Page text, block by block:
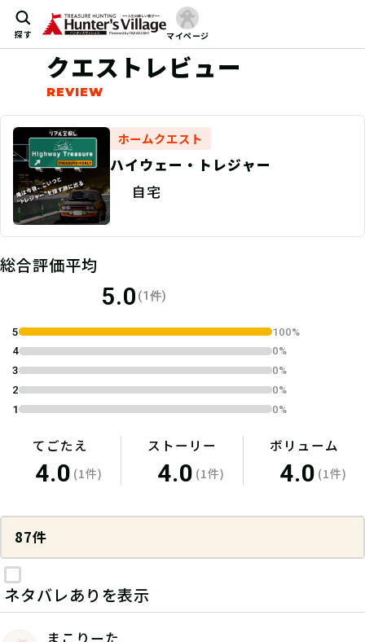
探す マイページ
クエストレビュー
ホームクエスト
ハイウェー・トレジャー
自宅
総合評価平均
5.0 (1件)
5
100%
4
0%
3
0%
2
0%
1
0%
てごたえ
4.0 (1件)
ストーリー
4.0 (1件)
ボリューム
4.0 (1件)
87件
ネタバレありを表示